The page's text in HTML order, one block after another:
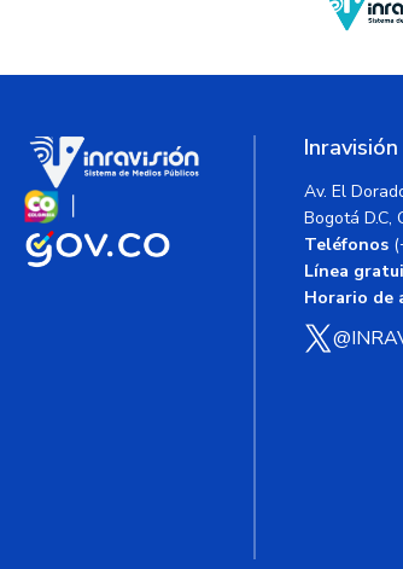
Av. El
Bogotá D.C,
Teléfonos
Línea
Horario de